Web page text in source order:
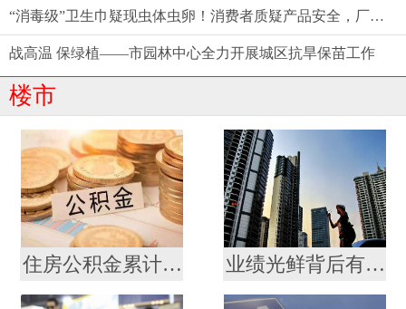
“消毒级”卫生巾疑现虫体虫卵！消费者质疑产品安全，厂家称需核验样品
战高温 保绿植——市园林中心全力开展城区抗旱保苗工作
楼市
住房公积金累计缴存总额逾十九万亿元 业绩光鲜背后有发展焦虑 贝壳未来“找房”不轻松